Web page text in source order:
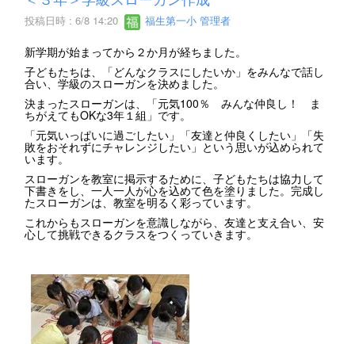
投稿日時 : 6/8 14:20 福生第一小 管理者
新学期が始まってから２か月が経ちました。
子どもたちは、「どんなクラスにしたいか」をみんなで話し
合い、学級のスローガンを決めました。
決まったスローガンは、「元気100％ みんな仲良し！ ま
ちがえてもOKな3年１組」です。
「元気いっぱいに過ごしたい」「友達と仲良くしたい」「失
敗をおそれずにチャレンジしたい」という思いが込められて
います。
スローガンを教室に掲示するために、子どもたちは協力して
下書きをし、一人一人が心を込めて色を塗りました。完成し
たスローガンは、教室を明るく彩っています。
これからもスローガンを意識しながら、友達と支え合い、安
心して挑戦できるクラスをつくっていきます。